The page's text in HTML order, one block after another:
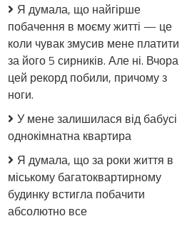
Я думала, що найгірше
побачення в моєму житті — це
коли чувак змусив мене платити
за його 5 сирників. Але ні. Вчора
цей рекорд побили, причому з
ноги.
У мене залишилася від бабусі
однокімнатна квартира
Я думала, що за роки життя в
міському багатоквартирному
будинку встигла побачити
абсолютно все